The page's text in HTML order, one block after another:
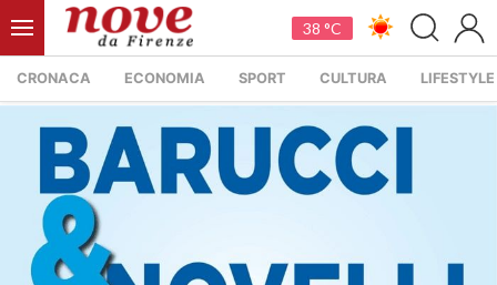
38 °C
CRONACA ECONOMIA SPORT CULTURA LIFESTYLE